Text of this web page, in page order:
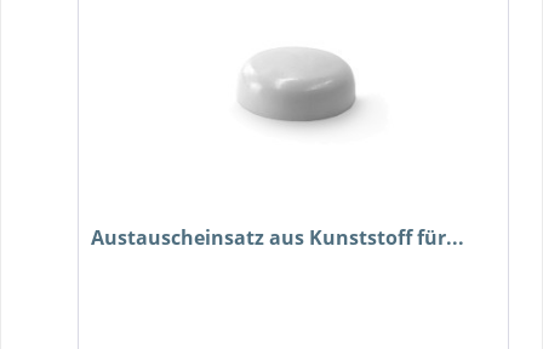
Austauscheinsatz aus Kunststoff für...